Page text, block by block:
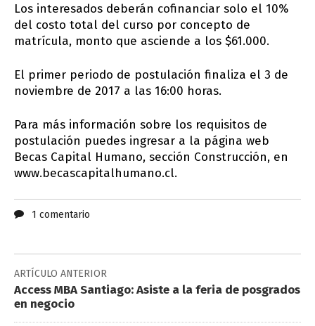
Los interesados deberán cofinanciar solo el 10%
del costo total del curso por concepto de
matrícula, monto que asciende a los $61.000.
El primer periodo de postulación finaliza el 3 de
noviembre de 2017 a las 16:00 horas.
Para más información sobre los requisitos de
postulación puedes ingresar a la página web
Becas Capital Humano, sección Construcción, en
www.becascapitalhumano.cl.
1 comentario
ARTÍCULO ANTERIOR
Access MBA Santiago: Asiste a la feria de posgrados
en negocio